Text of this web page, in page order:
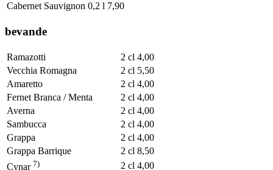
Cabernet Sauvignon 0,2 l 7,90
bevande
Ramazotti 2 cl 4,00
Vecchia Romagna
2 cl 5,50
Amaretto
2 cl 4,00
Fernet Branca / Menta
2 cl 4,00
Averna
2 cl 4,00
Sambucca
2 cl 4,00
Grappa
2 cl 4,00
Grappa Barrique
2 cl 8,50
Cynar 7) 2 cl 4,00